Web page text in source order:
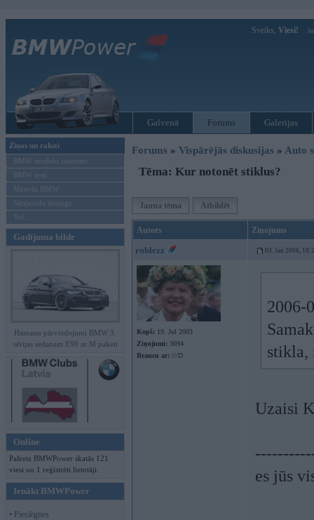
Sveiks, Viesi!
Galvenā Forums Galerijas
Ziņas un raksti
BMW modeļu jaunumi
BMW testi
Mēneša BMW
Sērijveida tūnings
Vel...
Gadījuma bilde
Hamann pārveidojumi BMW 3.
sērijas sedanam E90 ar M paketi
Online
Pašreiz BMWPower skatās 121
viesi un 1 reģistrēti lietotāji.
Ienākt BMWPower
• Pieslēgties
Forums » Vispārējās diskusijas » Auto
Tēma: Kur notonēt stiklus?
Jauna tēma Atbildēt
Autors Ziņojums
roblezz 03. Jan 2006,
Kopš: 19. Jul 2003
Ziņojumi: 3094
Braucu ar: ///D
2006-
stikla,
Uzaisi
es jūs